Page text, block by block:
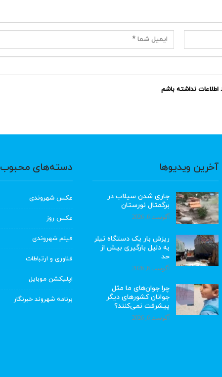
اطلاعات نداشته باشم
آخرین ویدیوها
جاری شدن سیلاب در
برگمتال نورستان
آگوست 6, 2026
ریزش بار یک دستگاه تیلر
به دلیل بارگیری بیش از
حد
آگوست 6, 2026
چرا جوان‌های ما مثل
جوانان کشورهای دیگر
پیشرفت نمی‌کنند؟
آگوست 6, 2026
دسته‌های محبوب
عکس شهروندی
عکس روز
فیلم شهروندی
فناوری و ارتباطات
اپلیکشن موبایل
برنامه شهروند خبرنگار